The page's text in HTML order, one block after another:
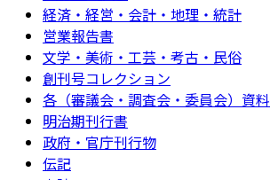
経済・経営・会計・地理・統計
営業報告書
文学・美術・工芸・考古・民俗
創刊号コレクション
各（審議会・調査会・委員会）資料
明治期刊行書
政府・官庁刊行物
伝記